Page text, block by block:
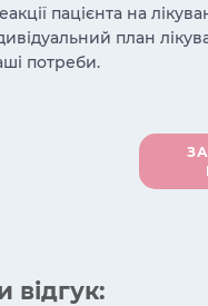
пацієнта на
план
потреби.
відгук: